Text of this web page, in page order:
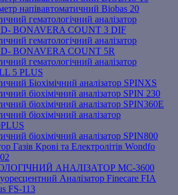
напівавтоматичний Biobas 20
гематологічний аналізатор
BONAVERA COUNT 3 DIF
гематологічний аналізатор
BONAVERA COUNT 5R
гематологічний аналізатор
5 PLUS
Біохімічний аналізатор SPINXS
біохімічний аналізатор SPIN 230
біохімічний аналізатор SPIN360E
біохімічний аналізатор
біохімічний аналізатор SPIN800
Газів Крові та Електролітів Wondfo
АНАЛІЗАТОР MC-3600
Аналізатор Finecare FIA
FS-113